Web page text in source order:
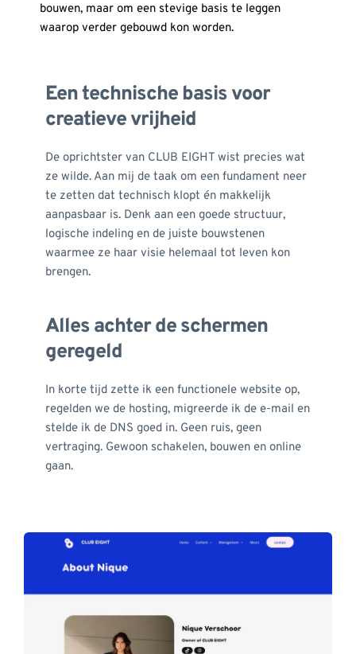
bouwen, maar om een stevige basis te leggen
waarop verder gebouwd kon worden.
Een technische basis voor
creatieve vrijheid
De oprichtster van CLUB EIGHT wist precies wat
ze wilde. Aan mij de taak om een fundament neer
te zetten dat technisch klopt én makkelijk
aanpasbaar is. Denk aan een goede structuur,
logische indeling en de juiste bouwstenen
waarmee ze haar visie helemaal tot leven kon
brengen.
Alles achter de schermen
geregeld
In korte tijd zette ik een functionele website op,
regelden we de hosting, migreerde ik de e-mail en
stelde ik de DNS goed in. Geen ruis, geen
vertraging. Gewoon schakelen, bouwen en online
gaan.